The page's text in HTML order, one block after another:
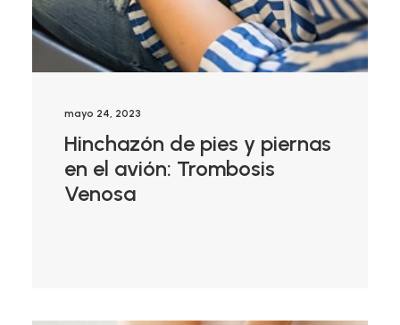
mayo 24, 2023
Hinchazón de pies y piernas
en el avión: Trombosis
Venosa